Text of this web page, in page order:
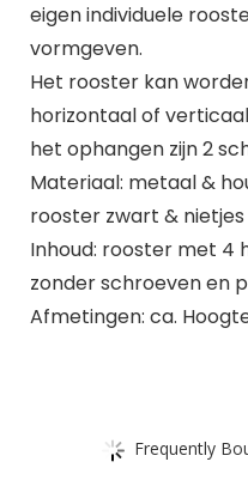
eigen individuele
vormgeven.
Het rooster kan
horizontaal of
het ophangen zijn 2
Materiaal: metaal &
rooster zwart &
Inhoud: rooster met 4
zonder schroeven en
Afmetingen: ca.
Frequently